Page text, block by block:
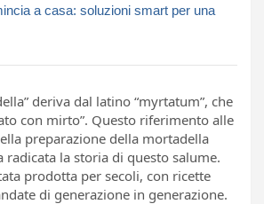
a casa: soluzioni smart per una
deriva dal latino “myrtatum”, che
con mirto”. Questo riferimento alle
preparazione della mortadella
radicata la storia di questo salume.
prodotta per secoli, con ricette
di generazione in generazione.